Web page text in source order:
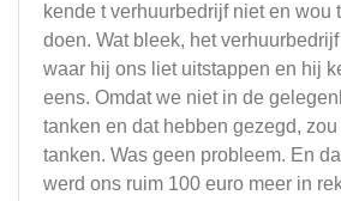
kende t verhuurbedrijf niet en wou
doen. Wat bleek, het
waar hij ons liet uitstappen en hij
eens. Omdat we niet in de
tanken en dat hebben gezegd,
tanken. Was geen probleem. En
werd ons ruim 100 euro meer in